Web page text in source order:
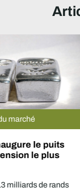
15 juillet
De
Que
Cette